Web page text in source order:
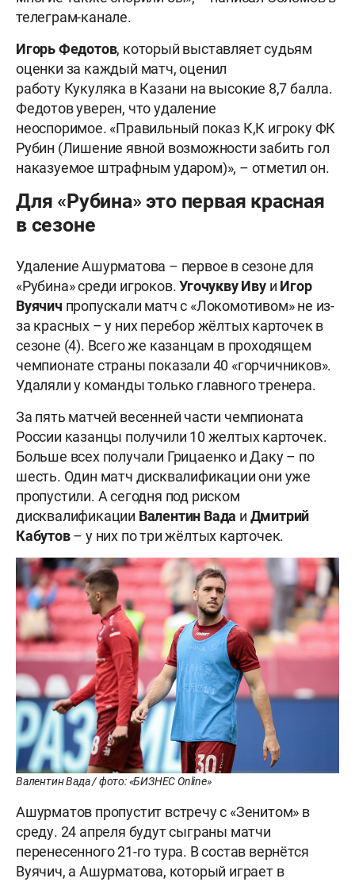
телеграм-канале.
ИгорьФедотов, который выставляет судьям
оценки за каждый матч, оценил
работу Кукуляка в Казани на высокие 8,7 балла.
Федотов уверен, что удаление
неоспоримое. «Правильный показ К,К игроку ФК
Рубин (Лишение явной возможности забить гол
наказуемое штрафным ударом)», – отметил он.
Для «Рубина» это первая красная
в сезоне
Удаление Ашурматова – первое в сезоне для
«Рубина» среди игроков.Угочукву Ивуи Игор
Вуячич пропускали матч с «Локомотивом» не из-
за красных – у них перебор жёлтых карточек в
сезоне (4). Всего же казанцам в проходящем
чемпионате страны показали 40 «горчичников».
Удаляли у команды только главного тренера.
За пять матчей весенней части чемпионата
России казанцы получили 10 желтых карточек.
Больше всех получали Грицаенко и Даку – по
шесть. Один матч дисквалификации они уже
пропустили. А сегодня под риском
дисквалификации Валентин Вада и Дмитрий
Кабутов– у них по три жёлтых карточек.
Валентин Вада / фото: «БИЗНЕС Online»
Ашурматов пропустит встречу с «Зенитом» в
среду. 24 апреля будут сыграны матчи
перенесенного 21-го тура. В состав вернётся
Вуячич, а Ашурматова, который играет в